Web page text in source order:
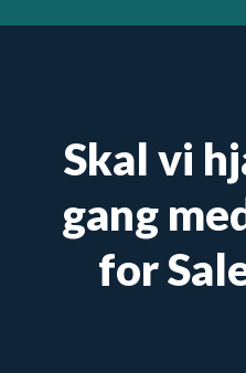
Skal vi
gang
for